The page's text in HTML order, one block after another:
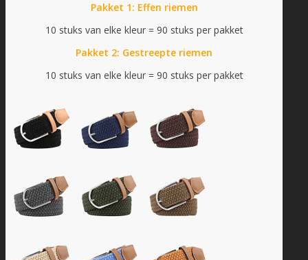
Pakket 1: Effen riemen
10 stuks van elke kleur = 90 stuks per pakket
Pakket 2: Gestreepte riemen
10 stuks van elke kleur = 90 stuks per pakket